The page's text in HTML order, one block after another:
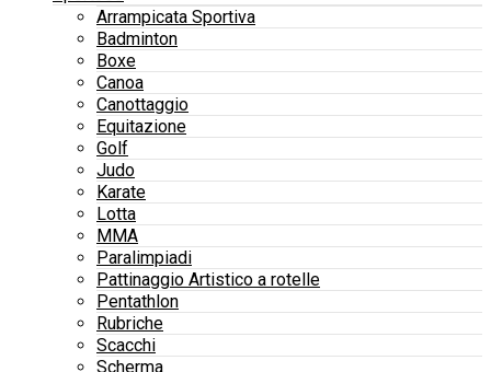
Arrampicata Sportiva
Badminton
Boxe
Canoa
Canottaggio
Equitazione
Golf
Judo
Karate
Lotta
MMA
Paralimpiadi
Pattinaggio Artistico a rotelle
Pentathlon
Rubriche
Scacchi
Scherma